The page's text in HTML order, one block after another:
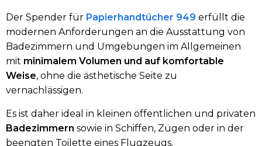
Der Spender für Papierhandtücher 949 erfüllt die
modernen Anforderungen an die Ausstattung von
Badezimmern und Umgebungen im Allgemeinen
mit minimalem Volumen und auf komfortable
Weise, ohne die ästhetische Seite zu
vernachlässigen.
Es ist daher ideal in kleinen öffentlichen und privaten
Badezimmern sowie in Schiffen, Zügen oder in der
beengten Toilette eines Flugzeugs.